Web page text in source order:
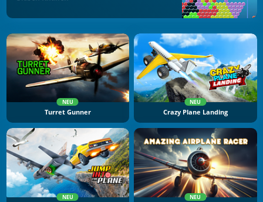
NEU
Turret Gunner
NEU
Crazy Plane Landing
NEU NEU